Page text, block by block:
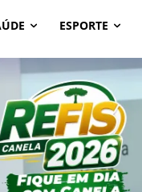
ESPORTE